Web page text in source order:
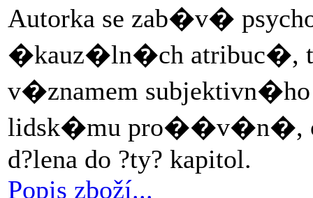
Autorka se zab�v�
�kauz�ln�ch atribuc�,
v�znamem
lidsk�mu pro��v�n�,
d?lena do ?ty? kapitol.
Popis zboží...